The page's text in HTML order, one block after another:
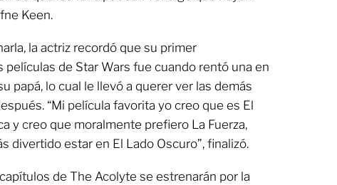
Keen.
la actriz recordó que su primer
películas de Star Wars fue cuando rentó una en
papá, lo cual le llevó a querer ver las demás
“Mi película favorita yo creo que es El
y creo que moralmente prefiero La Fuerza,
divertido estar en El Lado Oscuro”, finalizó.
de The Acolyte se estrenarán por la